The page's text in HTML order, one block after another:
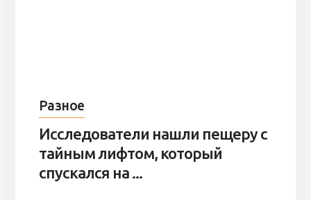
Разное
Исследователи нашли пещеру с
тайным лифтом, который
спускался на ...